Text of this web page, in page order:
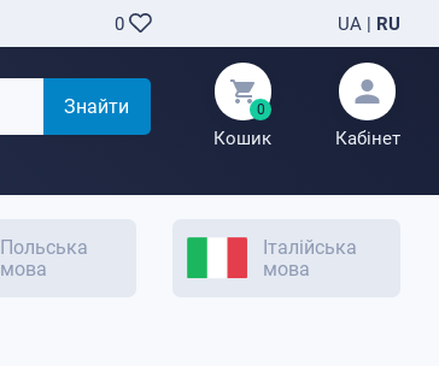
0 UA | RU
Знайти 0
Кошик Кабінет
Польська
мова
Італійська
мова